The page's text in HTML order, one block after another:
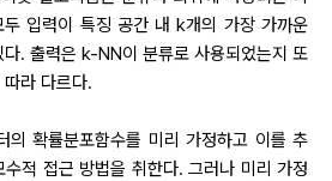
입력이 특징 공간 내 k개의 가장 가까운
. 출력은 k-NN이 분류로 사용되었는지 또
라 다르다.
의 확률분포함수를 미리 가정하고 이를 추
적 접근 방법을 취한다. 그러나 미리 가정